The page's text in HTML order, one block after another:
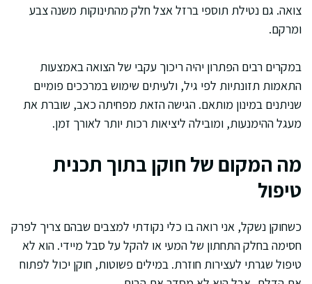
צואה. גם נטילת תוספי ברזל אצל חלק מהתינוקות משנה צבע
ומרקם.
במקרים רבים הפתרון יהיה ריכוך עקבי של הצואה באמצעות
התאמות תזונתיות לפי גיל, ולעיתים שימוש במרככים פומיים
שניתנים במינון מותאם. הגישה הזאת מפחיתה כאב, שוברת את
מעגל ההימנעות, ומובילה ליציאות רכות יותר לאורך זמן.
מה המקום של חוקן בתוך תכנית
טיפול
כשחוקן נשקל, אני רואה בו כלי נקודתי למצבים שבהם צריך לפרק
חסימה בחלק התחתון של המעי או להקל על סבל מיידי. הוא לא
טיפול שגרתי לעצירות חוזרת. במילים פשוטות, חוקן יכול לפתוח